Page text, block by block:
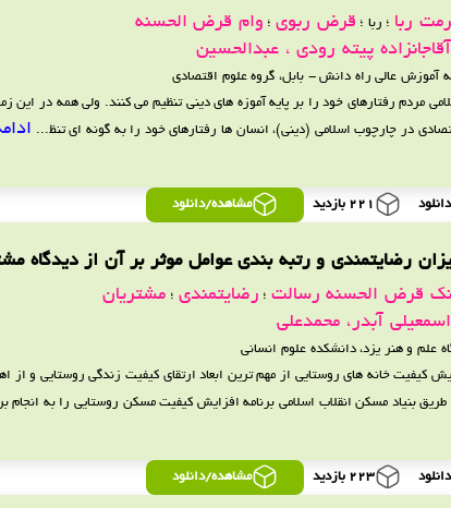
ربا ؛ ربا ؛ قرض ربوی؛ وام قرض الحسنه
آقاجانزاده پیته رودی ، عبدالحسین
آموزش عالی راه دانش - بابل، گروه علوم اقتصادی
مردم رفتارهای خود را بر پایه آموزه های دینی تنظیم می کنند. ولی همه در این
در چارچوب اسلامی (دینی)، انسان ها رفتارهای خود را به گونه ای تنظ...
221 بازدید مشاهده/دانلود
رضایتمندی و رتبه بندی عوامل موثر بر آن از دیدگاه
قرض الحسنه رسالت ؛ رضایتمندی ؛ مشتریان
اسمعیلی آبدر، محمدعلی
علم و هنر یزد، دانشکده علوم انسانی
کیفیت خانه های روستایی از مهم ترین ابعاد ارتقای کیفیت زندگی روستایی
بنیاد مسکن انقلاب اسلامی برنامه افزایش کیفیت مسکن روستایی را به انجام
223 بازدید مشاهده/دانلود